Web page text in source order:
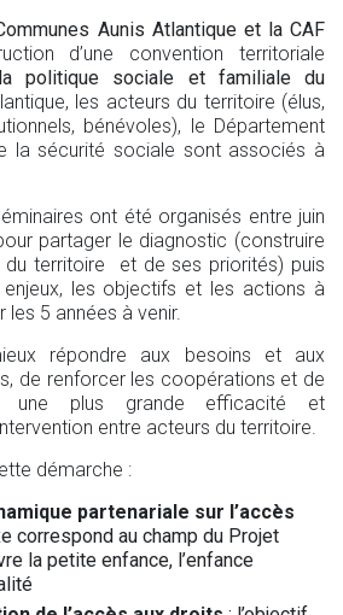
Aunis Atlantique et la CAF
d’une convention territoriale
politique sociale et familiale du
les acteurs du territoire (élus,
bénévoles), le Département
la sécurité sociale sont associés à
ont été organisés entre juin
partager le diagnostic (construire
du territoire et de ses priorités) puis
les objectifs et les actions à
5 années à venir.
répondre aux besoins et aux
de renforcer les coopérations et de
une plus grande efficacité et
entre acteurs du territoire.
démarche :
partenariale sur l’accès
correspond au champ du Projet
la petite enfance, l’enfance